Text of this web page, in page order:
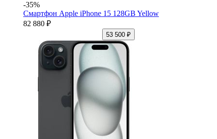
-35%
Смартфон Apple iPhone 15 128GB Yellow
82 880 ₽
53 500 ₽